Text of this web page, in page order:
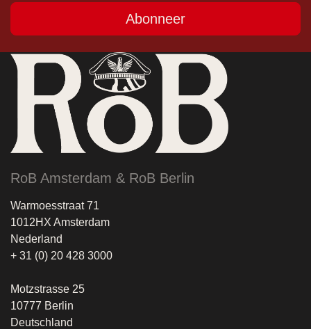
Abonneer
RoB Amsterdam & RoB Berlin
Warmoesstraat 71
1012HX Amsterdam
Nederland
+ 31 (0) 20 428 3000
Motzstrasse 25
10777 Berlin
Deutschland